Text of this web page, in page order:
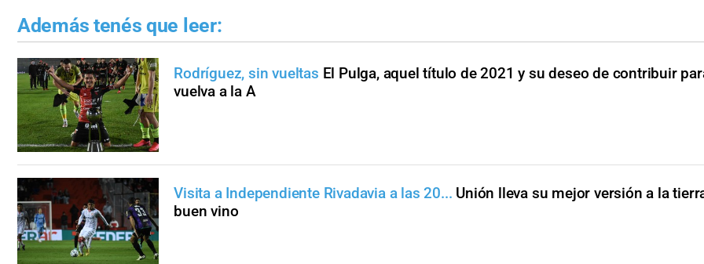
Además tenés que leer:
Rodríguez, sin vueltas El Pulga, aquel título de 2021 y su deseo de contribuir
vuelva a la A
Visita a Independiente Rivadavia a las 20... Unión lleva su mejor versión a la
buen vino